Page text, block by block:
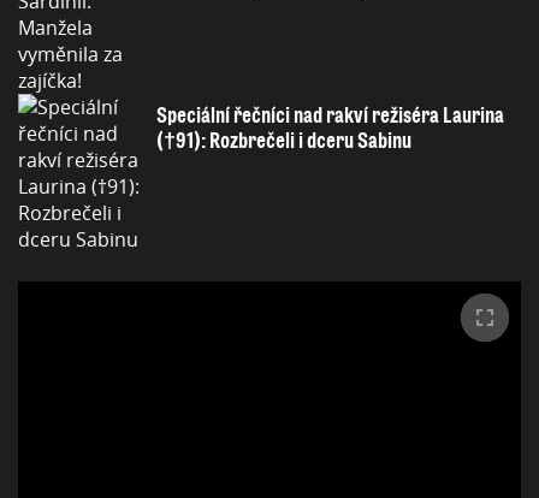
Speciální řečníci nad rakví režiséra Laurina
(†91): Rozbrečeli i dceru Sabinu